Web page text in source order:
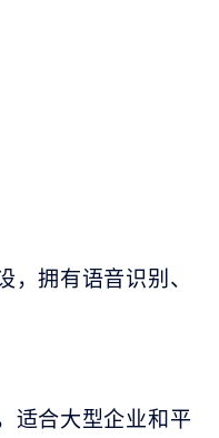
拥有语音识别、
适合大型企业和平